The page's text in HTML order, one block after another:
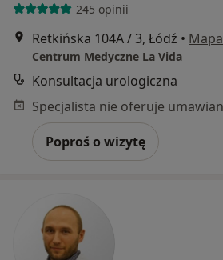
245 opinii
Retkińska 104A / 3, Łódź • Mapa
Centrum Medyczne La Vida
Konsultacja urologiczna
Poproś o wizytę